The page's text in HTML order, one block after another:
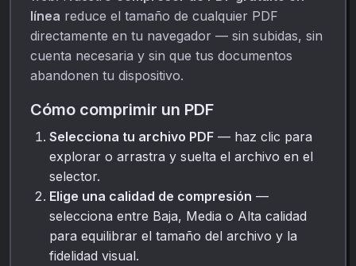
línea reduce el tamaño de cualquier PDF
directamente en tu navegador — sin subidas, sin
cuenta necesaria y sin que tus documentos
abandonen tu dispositivo.
Cómo comprimir un PDF
Selecciona tu archivo PDF — haz clic para
explorar o arrastra y suelta el archivo en el
selector.
Elige una calidad de compresión —
selecciona entre Baja, Media o Alta calidad
para equilibrar el tamaño del archivo y la
fidelidad visual.